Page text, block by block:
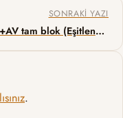
SONRAKI YAZI
AF+AV tam blok (Eşitlenmiş AF)
.